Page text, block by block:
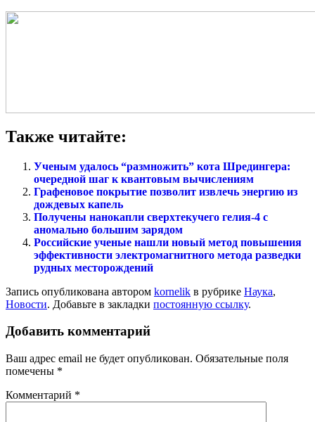
Также читайте:
Ученым удалось “размножить” кота Шредингера:
очередной шаг к квантовым вычислениям
Графеновое покрытие позволит извлечь энергию из
дождевых капель
Получены нанокапли сверхтекучего гелия-4 с
аномально большим зарядом
Российские ученые нашли новый метод повышения
эффективности электромагнитного метода разведки
рудных месторождений
Запись опубликована автором kornelik в рубрике Наука,
Новости. Добавьте в закладки постоянную ссылку.
Добавить комментарий
Ваш адрес email не будет опубликован. Обязательные поля
помечены *
Комментарий *